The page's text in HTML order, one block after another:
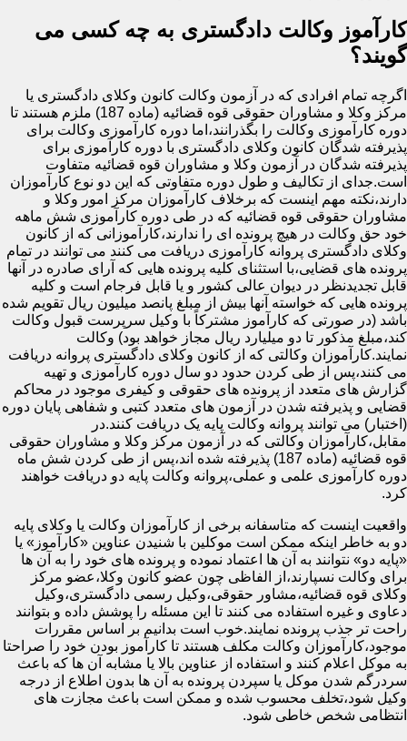
کارآموز وکالت دادگستری به چه کسی می
گویند؟
اگرچه تمام افرادی که در آزمون وکالت کانون وکلای دادگستری یا
مرکز وکلا و مشاوران حقوقی قوه قضائیه (ماده 187) ملزم هستند تا
دوره کارآموزی وکالت را بگذرانند،اما دوره کارآموزی وکالت برای
پذیرفته شدگان کانون وکلای دادگستری با دوره کارآموزی برای
پذیرفته شدگان در آزمون وکلا و مشاوران قوه قضائیه متفاوت
است.جدای از تکالیف و طول دوره متفاوتی که این دو نوع کارآموزان
دارند،نکته مهم اینست که برخلاف کارآموزان مرکز امور وکلا و
مشاوران حقوقی قوه قضائیه که در طی دوره کارآموزی شش ماهه
خود حق وکالت در هیچ پرونده ای را ندارند،کارآموزانی که از کانون
وکلای دادگستری پروانه کارآموزی دریافت می کنند می توانند در تمام
پرونده های قضایی،با استثنای کلیه پرونده هایی که آرای صادره در آنها
قابل تجدیدنظر در دیوان عالی کشور و یا قابل فرجام است و کلیه
پرونده هایی که خواسته آنها بیش از مبلغ پانصد میلیون ریال تقویم شده
باشد (در صورتی که کارآموز مشترکاً با وکیل سرپرست قبول وکالت
کند،مبلغ مذکور تا دو میلیارد ریال مجاز خواهد بود) وکالت
نمایند.کارآموزان وکالتی که از کانون وکلای دادگستری پروانه دریافت
می کنند،پس از طی کردن حدود دو سال دوره کارآموزی و تهیه
گزارش های متعدد از پرونده های حقوقی و کیفری موجود در محاکم
قضایی و پذیرفته شدن در آزمون های متعدد کتبی و شفاهی پایان دوره
(اختبار) می توانند پروانه وکالت پایه یک دریافت کنند.در
مقابل،کارآموزان وکالتی که در آزمون مرکز وکلا و مشاوران حقوقی
قوه قضائیه (ماده 187) پذیرفته شده اند،پس از طی کردن شش ماه
دوره کارآموزی علمی و عملی،پروانه وکالت پایه دو دریافت خواهند
کرد.
واقعیت اینست که متاسفانه برخی از کارآموزان وکالت یا وکلای پایه
دو به خاطر اینکه ممکن است موکلین با شنیدن عناوین «کارآموز» یا
«پایه دو» نتوانند به آن ها اعتماد نموده و پرونده های خود را به آن ها
برای وکالت نسپارند،از الفاظی چون عضو کانون وکلا،عضو مرکز
وکلای قوه قضائیه،مشاور حقوقی،وکیل رسمی دادگستری،وکیل
دعاوی و غیره استفاده می کنند تا این مسئله را پوشش داده و بتوانند
راحت تر جذب پرونده نمایند.خوب است بدانیم بر اساس مقررات
موجود،کارآموزان وکالت مکلف هستند تا کارآموز بودن خود را صراحتا
به موکل اعلام کنند و استفاده از عناوین بالا یا مشابه آن ها که باعث
سردرگم شدن موکل یا سپردن پرونده به آن ها بدون اطلاع از درجه
وکیل شود،تخلف محسوب شده و ممکن است باعث مجازت های
انتظامی شخص خاطی شود.